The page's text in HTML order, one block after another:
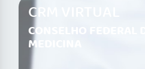
CRM VIRTUAL
CONSELHO FEDERAL DE
MEDICINA